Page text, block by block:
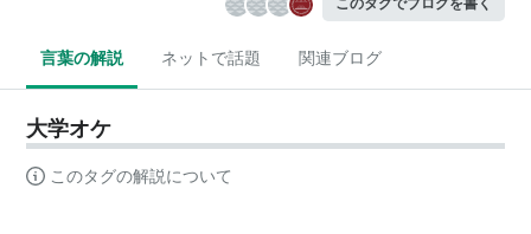
言葉の解説 ネットで話題 関連ブログ
大学オケ
このタグの解説について